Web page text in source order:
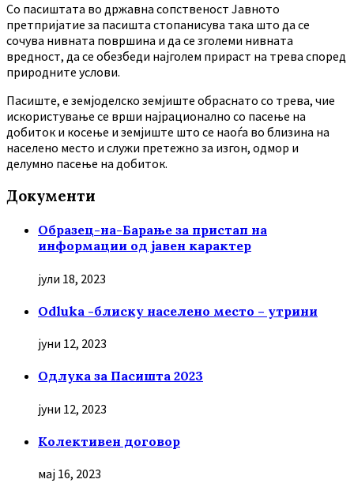
Co пасиштата во државна сопственост Јавното
претпријатие за пасишта стопанисува така што да се
сочува нивната површина и да се зголеми нивната
вредност, да се обезбеди најголем прираст на трева според
природните услови.
Пасиште, е земјоделско земјиште обраснато со трева, чие
искористување се врши најрационално со пасење на
добиток и косење и земјиште што се наоѓа во близина на
населено место и служи претежно за изгон, одмор и
делумно пасење на добиток.
Документи
Образец-на-Барање за пристап на
информации од јавен карактер
јули 18, 2023
Odluka -блиску населено место – утрини
јуни 12, 2023
Oдлука за Пасишта 2023
јуни 12, 2023
Колективен договор
мај 16, 2023